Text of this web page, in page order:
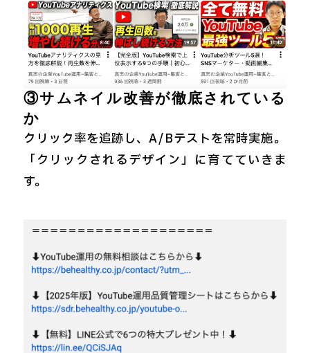
③サムネイル改善が徹底されている
か
クリック率を追跡し、A/Bテストを常時実施。
「クリックされるデザイン」に育てていきま
す。